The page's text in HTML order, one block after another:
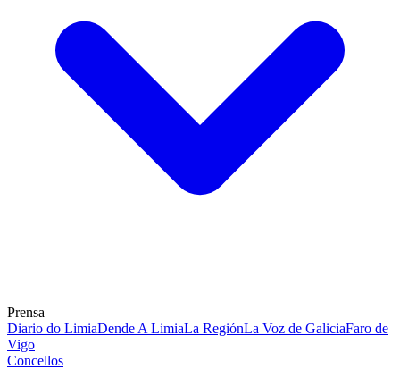
Prensa
Diario do LimiaDende A LimiaLa RegiónLa Voz de GaliciaFaro de
Vigo
Concellos